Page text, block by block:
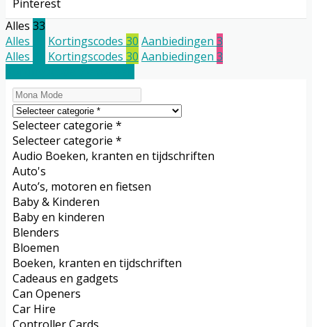
Pinterest
Alles 33
Alles
Kortingscodes 30 Aanbiedingen 3
Alles
Kortingscodes 30 Aanbiedingen 3
Selecteer categorie *
Selecteer categorie *
Audio Boeken, kranten en tijdschriften
Auto's
Auto’s, motoren en fietsen
Baby & Kinderen
Baby en kinderen
Blenders
Bloemen
Boeken, kranten en tijdschriften
Cadeaus en gadgets
Can Openers
Car Hire